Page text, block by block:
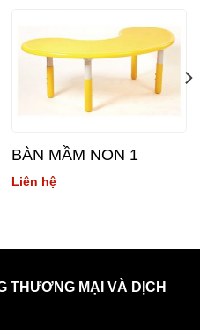
BÀN MẦM NON 1
Liên hệ
THƯƠNG MẠI VÀ DỊCH